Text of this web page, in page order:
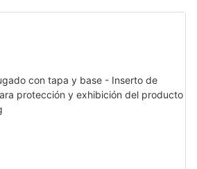
- Packshion Packaging